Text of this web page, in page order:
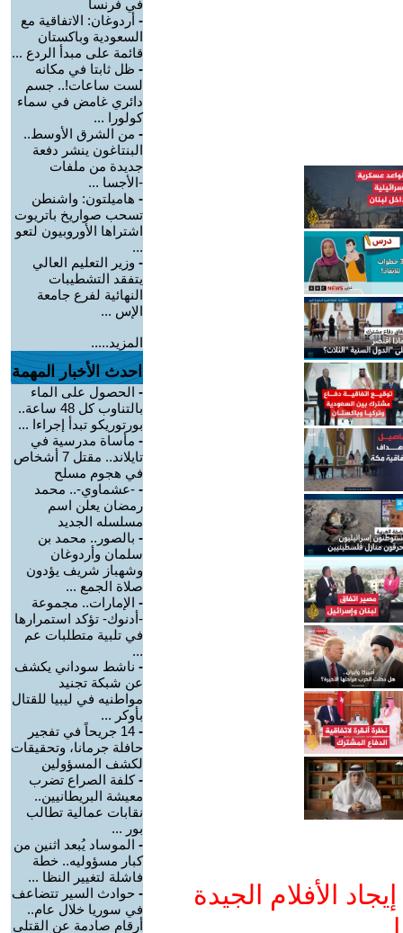
الأفلام الجيدة
في فرنسا
- أردوغان: الاتفاقية مع
السعودية وباكستان
قائمة على مبدأ الردع ...
- ظل ثابتا في مكانه
لست ساعات!.. جسم
دائري غامض في سماء
كولورا ...
- من الشرق الأوسط..
البنتاغون ينشر دفعة
جديدة من ملفات
-الأجسا ...
- هاميلتون: واشنطن
تسحب صواريخ باتريوت
اشتراها الأوروبيون لتعو
...
- وزير التعليم العالي
يتفقد التشطيبات
النهائية لفرع جامعة
الإس ...
المزيد.....
احدث الأخبار المهمة
- الحصول على الماء
بالتناوب كل 48 ساعة..
بورتوريكو تبدأ إجراءا ...
- مأساة مدرسية في
تايلاند.. مقتل 7 أشخاص
في هجوم مسلح
- -عشماوي-.. محمد
رمضان يعلن اسم
مسلسله الجديد
- بالصور.. محمد بن
سلمان وأردوغان
وشهباز شريف يؤدون
صلاة الجمع ...
- الإمارات.. مجموعة
-أدنوك- تؤكد استمرارها
في تلبية متطلبات عم
...
- ناشط سوداني يكشف
عن شبكة تجنيد
مواطنيه في ليبيا للقتال
بأوكر ...
-
14 جريحاً في تفجير
حافلة جرمانا، وتحقيقات
لكشف المسؤولين
-كلفة الصراع تضرب
معيشة البريطانيين..
نقابات عمالية تطالب
بور ...
- الموساد يُبعد اثنين من
كبار مسؤوليه.. خطة
فاشلة لتغيير النظا ...
- حوادث السير تتضاعف
في سوريا خلال عام..
أرقام صادمة عن القتلى